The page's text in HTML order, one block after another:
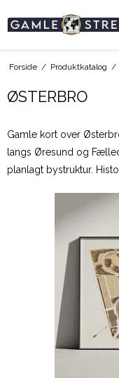
Forside / Produktkatalog /
ØSTERBRO
Gamle kort over
langs Øresund og
planlagt bystruktur.